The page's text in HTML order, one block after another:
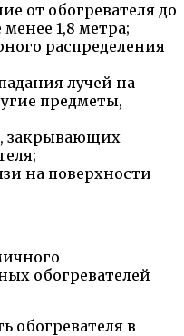
от обогревателя до
1,8 метра;
распределения
лучей на
предметы,
закрывающих
на поверхности
обогревателей
обогревателя в